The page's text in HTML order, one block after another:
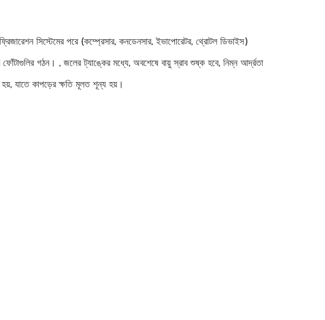
সিস্টেমের পরে (কম্প্রেসার, কনডেনসার, ইভাপোরেটর, থ্রোটল ডিভাইস)
ফোঁটাগুলির গঠন। , জলের ট্যাঙ্কের মধ্যে, অবশেষে বায়ু স্রাব শুষ্ক হবে, নিম্ন আর্দ্রতা
হয়, যাতে কাপড়ের ক্ষতি মূলত শূন্য হয়।